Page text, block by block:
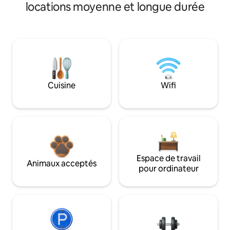
locations moyenne et longue durée
Cuisine Wifi
Animaux acceptés
Espace de travail
pour ordinateur